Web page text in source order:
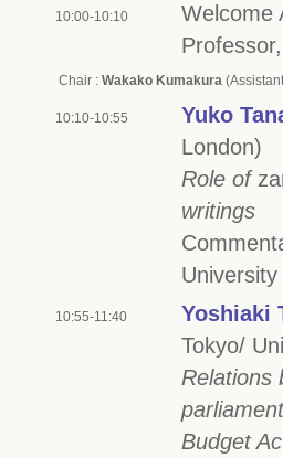
10:00-10:10 Welcome
Chair : Wakako Kumakura
10:10-10:55 Yuko
London)
Role of
writings
10:55-11:40 Yoshiaki
Tokyo/
Relations
Budget